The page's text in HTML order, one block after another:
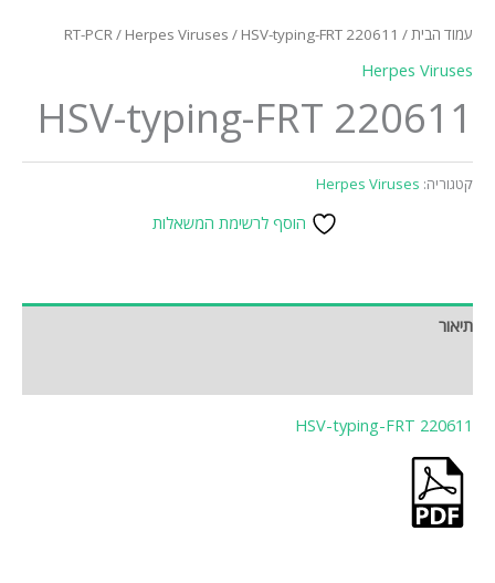
עמוד הבית/
RT-PCR/ Herpes Viruses / HSV-typing-FRT 220611
Herpes Viruses
HSV-typing-FRT 220611
קטגוריה: Herpes Viruses
הוסף לרשימת המשאלות
תיאור
HSV-typing-FRT 220611